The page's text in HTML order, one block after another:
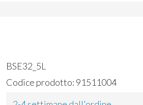
BSE32_5L
Codice prodotto: 91511004